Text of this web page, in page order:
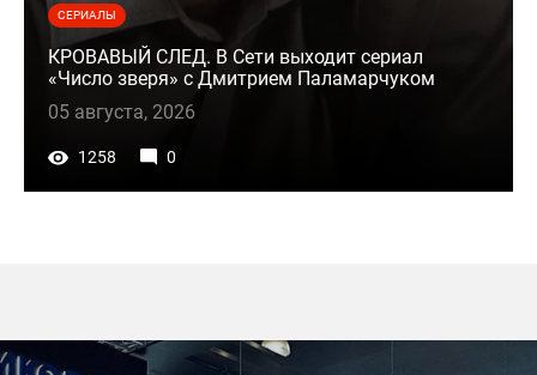
СЕРИАЛЫ
КРОВАВЫЙ СЛЕД. В Сети выходит сериал
«Число зверя» с Дмитрием Паламарчуком
05 августа, 2026
1258 0